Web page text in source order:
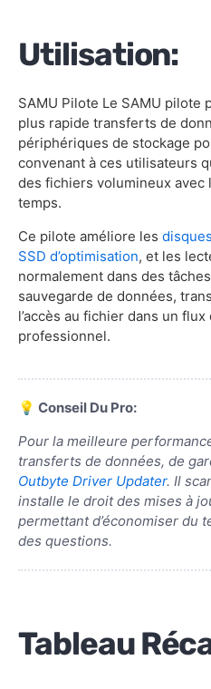
Utilisation:
SAMU Pilote Le SAMU pilote
plus rapide transferts de
périphériques de stockage
convenant à ces utilisateurs
des fichiers volumineux avec
temps.
Ce pilote améliore les
SSD d’optimisation, et les
normalement dans des
sauvegarde de données,
l’accès au fichier dans un
professionnel.
💡 Conseil Du Pro:
Pour la meilleure
transferts de données, de
Outbyte Driver Updater. Il
installe le droit des mises à
permettant d’économiser du
des questions.
Tableau